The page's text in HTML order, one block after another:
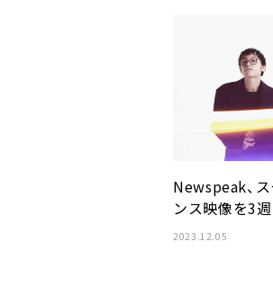
Newspeak、
ンス映像を3
2023.12.05